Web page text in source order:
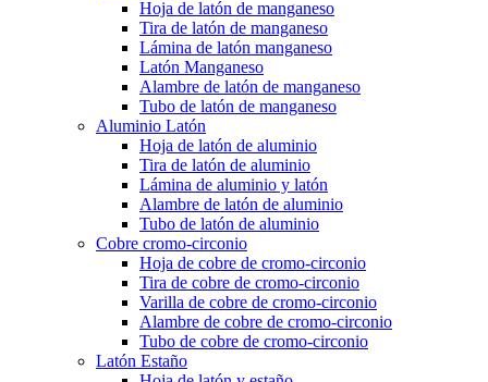
Hoja de latón de manganeso
Tira de latón de manganeso
Lámina de latón manganeso
Latón Manganeso
Alambre de latón de manganeso
Tubo de latón de manganeso
Aluminio Latón
Hoja de latón de aluminio
Tira de latón de aluminio
Lámina de aluminio y latón
Alambre de latón de aluminio
Tubo de latón de aluminio
Cobre cromo-circonio
Hoja de cobre de cromo-circonio
Tira de cobre de cromo-circonio
Varilla de cobre de cromo-circonio
Alambre de cobre de cromo-circonio
Tubo de cobre de cromo-circonio
Latón Estaño